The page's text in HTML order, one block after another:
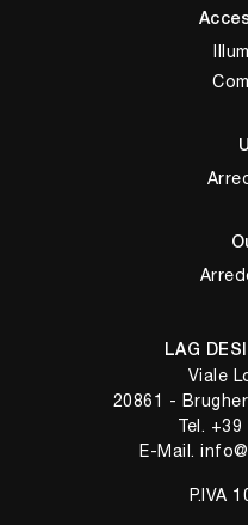
LAG
Viale
20861 -
Tel. +39
E-Mail.
P.IVA